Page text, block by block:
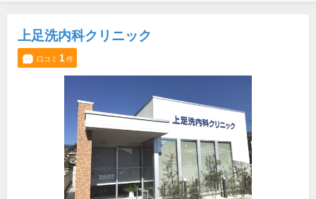
上足洗内科クリニック
口コミ 1件